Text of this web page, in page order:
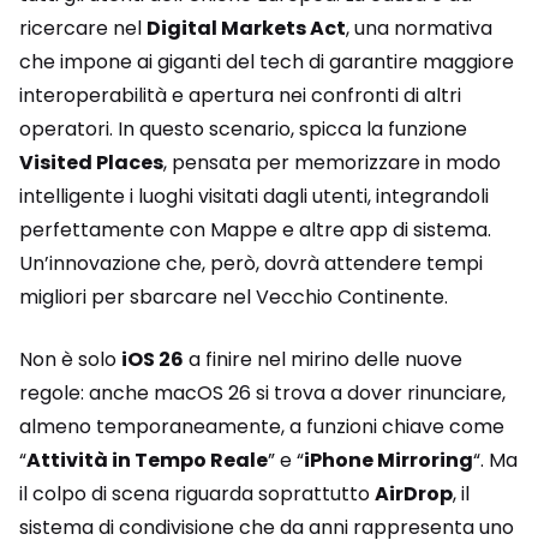
ricercare nel Digital Markets Act, una normativa
che impone ai giganti del tech di garantire maggiore
interoperabilità e apertura nei confronti di altri
operatori. In questo scenario, spicca la funzione
Visited Places, pensata per memorizzare in modo
intelligente i luoghi visitati dagli utenti, integrandoli
perfettamente con Mappe e altre app di sistema.
Un’innovazione che, però, dovrà attendere tempi
migliori per sbarcare nel Vecchio Continente.
Non è solo iOS 26 a finire nel mirino delle nuove
regole: anche macOS 26 si trova a dover rinunciare,
almeno temporaneamente, a funzioni chiave come
“Attività in Tempo Reale” e “iPhone Mirroring“. Ma
il colpo di scena riguarda soprattuttoAirDrop, il
sistema di condivisione che da anni rappresenta uno